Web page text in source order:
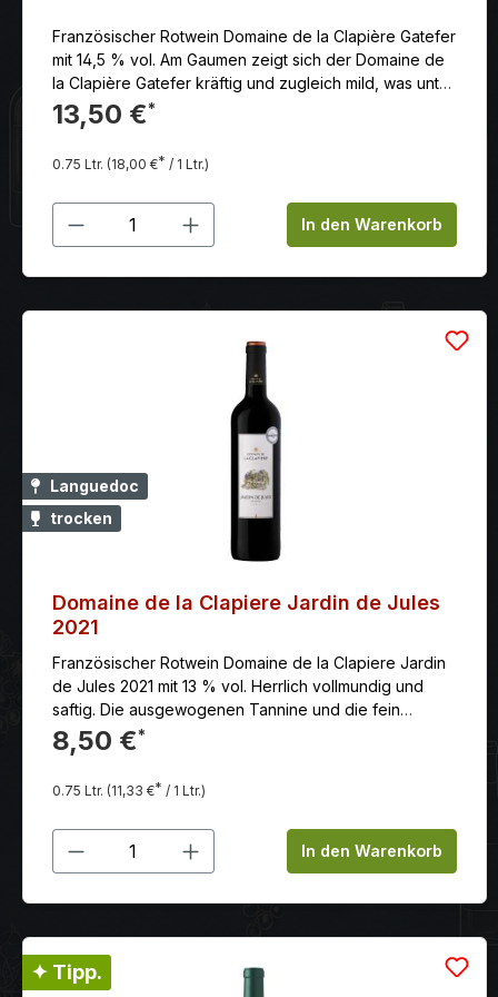
Französischer Rotwein Domaine de la Clapière Gatefer
mit 14,5 % vol. Am Gaumen zeigt sich der Domaine de
la Clapière Gatefer kräftig und zugleich mild, was unter
anderem an den wunderbar eingebundenen Tanninen
liegt. Beim Abgang zeigt sich der Gatefer sehr weich
und lang.
13,50 €*
0.75 Ltr. (18,00 €* / 1 Ltr.)
Produkt Anzahl: Gib denIn den Warenkorb
Languedoc
trocken
Domaine de la Clapiere Jardin de Jules
2021
Französischer Rotwein Domaine de la Clapiere Jardin
de Jules 2021 mit 13 % vol. Herrlich vollmundig und
saftig. Die ausgewogenen Tannine und die fein
ausbalancierte Säure sind sehr mild und geschmeidig.
Geprägt vom mediterranen Charme verströmt die
Domaine de La Clapière den Duft vom süßen
Leben.Seine subtile Eleganz ist bescheiden.Großzügig
offenbart er sich denen, die bereit sind,sich von seiner
Präsenz einnehmen zu lassen.Oberhalb der Gemeinde
Montagnac, in der Nähe vonPézenas in der Region
Als Verwalter dieses Besitzes, möchten Sophie und
Xavier Palatsi ein neues Kapitel inder Geschichte der
Domäne schreiben – voller Enthusiasmus, Gastlichkeit
8,50 €*
0.75 Ltr. (11,33 €* / 1 Ltr.)
Produkt Anzahl: Gib denIn den Warenkorb
✦ Tipp.